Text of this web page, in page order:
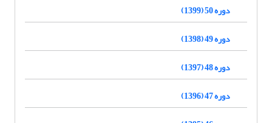
دوره 50 (1399)
دوره 49 (1398)
دوره 48 (1397)
دوره 47 (1396)